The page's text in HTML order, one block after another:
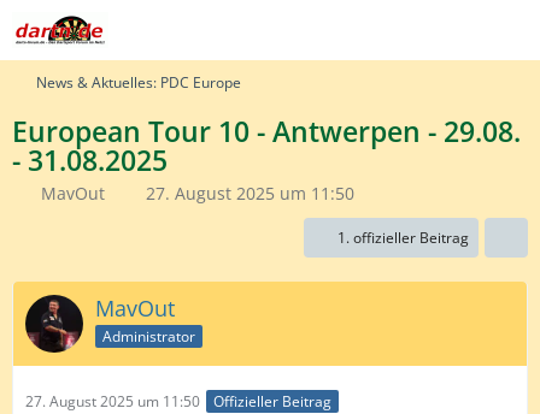
News & Aktuelles: PDC Europe
European Tour 10 - Antwerpen - 29.08.
- 31.08.2025
MavOut 27. August 2025 um 11:50
1. offizieller Beitrag
MavOut
Administrator
27. August 2025 um 11:50 Offizieller Beitrag